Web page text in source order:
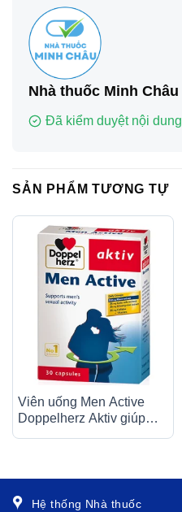
Nhà thuốc Minh Châu
Đã kiểm duyệt nội dung
SẢN PHẨM TƯƠNG TỰ
Viên uống Men Active
Doppelherz Aktiv giúp
Hệ thống Nhà thuốc